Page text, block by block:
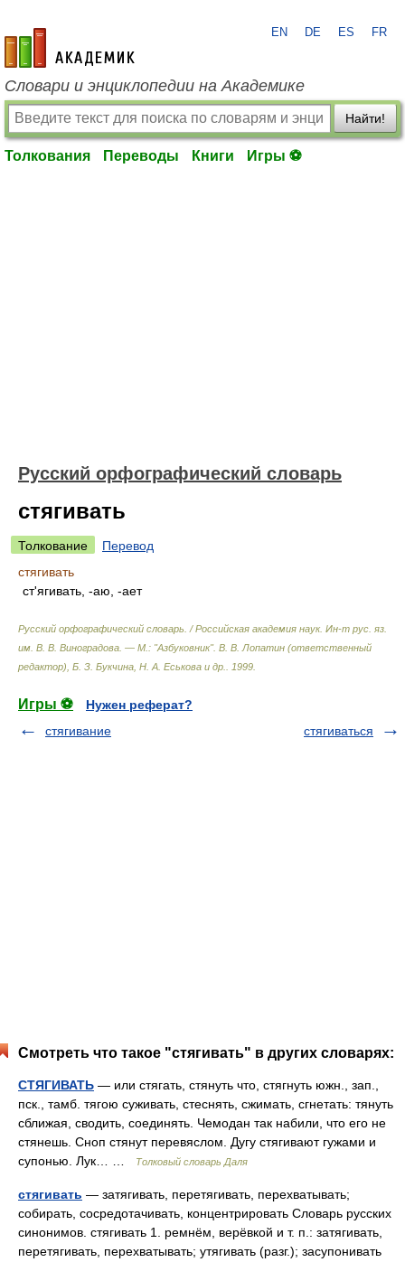
academic.ru
EN DE ES FR
Словари и энциклопедии на Академике
Найти!
Толкования Переводы Книги Игры ⚽
Русский орфографический словарь
стягивать
Толкование
Перевод
стягивать
ст'ягивать, -аю, -ает
Русский орфографический словарь. / Российская академия наук. Ин-т рус. яз.
им. В. В. Виноградова. — М.: "Азбуковник". В. В. Лопатин (ответственный
редактор), Б. З. Букчина, Н. А. Еськова и др.
1999
Игры ⚽
Нужен реферат?
стягивание
стягиваться
Смотреть что такое "стягивать" в других словарях:
СТЯГИВАТЬ — или стягать, стянуть что, стягнуть южн., зап.,
пск., тамб. тягою суживать, стеснять, сжимать, сгнетать: тянуть
сближая, сводить, соединять. Чемодан так набили, что его не
стянешь. Сноп стянут перевяслом. Дугу стягивают гужами и
супонью. Лук… …
Толковый словарь Даля
стягивать — затягивать, перетягивать, перехватывать;
собирать, сосредотачивать, концентрировать Словарь русских
синонимов. стягивать 1. ремнём, верёвкой и т. п.: затягивать,
перетягивать, перехватывать; утягивать (разг.); засупонивать